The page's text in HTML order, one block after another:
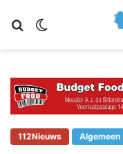
Zoeken
112Nieuws Algemeen